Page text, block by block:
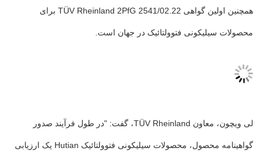
همچنین اولین گواهی TÜV Rheinland 2PfG 2541/02.22 برای
محصولات سیلیکونی فتوولتائیک در جهان است.
لی ویچون، معاون TÜV Rheinland، گفت: "در طول فرآیند صدور
گواهینامه محصول، محصولات سیلیکونی فتوولتائیک Hutian یک ارزیابی